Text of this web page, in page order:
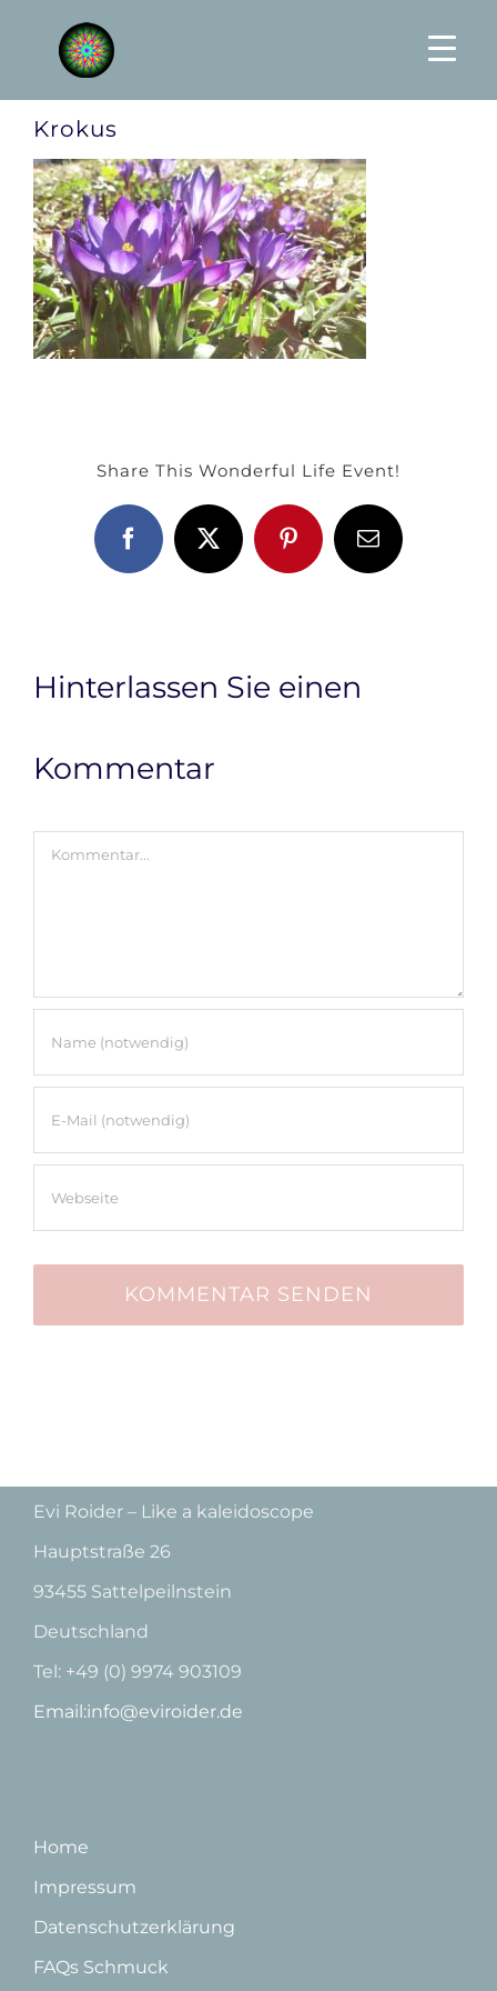
content
Krokus
Share This Wonderful Life Event!
FacebookX PinterestE-
Mail
Hinterlassen Sie einen
Kommentar
Kommentar
Evi Roider – Like a kaleidoscope
Hauptstraße 26
93455 Sattelpeilnstein
Deutschland
Tel: +49 (0) 9974 903109
Email:info@eviroider.de
Home
Impressum
Datenschutzerklärung
FAQs Schmuck